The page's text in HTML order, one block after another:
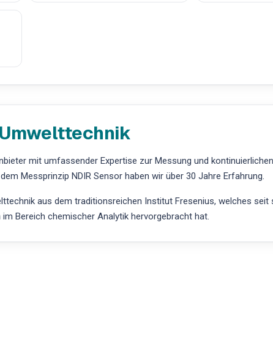
mit umfassender Expertise zur Messung und
Messprinzip NDIR Sensor haben wir über 30 Jahre Erfahrung.
aus dem traditionsreichen Institut Fresenius, welches seit
Bereich chemischer Analytik hervorgebracht hat.